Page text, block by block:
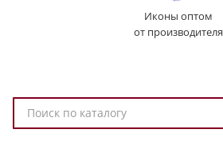
Иконы оптом
от производителя
о